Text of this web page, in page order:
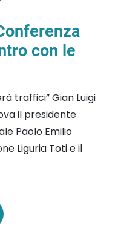
con le
traffici” Gian Luigi
il presidente
Paolo Emilio
Liguria Toti e il